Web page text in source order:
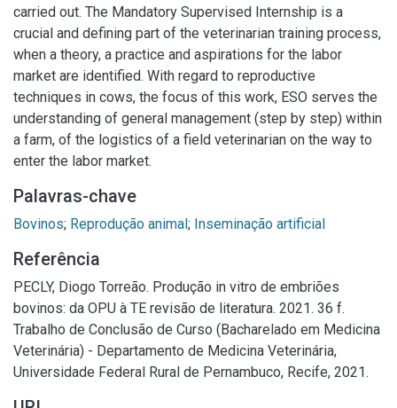
carried out. The Mandatory Supervised Internship is a
crucial and defining part of the veterinarian training process,
when a theory, a practice and aspirations for the labor
market are identified. With regard to reproductive
techniques in cows, the focus of this work, ESO serves the
understanding of general management (step by step) within
a farm, of the logistics of a field veterinarian on the way to
enter the labor market.
Palavras-chave
Bovinos; Reprodução animal; Inseminação artificial
Referência
PECLY, Diogo Torreão. Produção in vitro de embriões
bovinos: da OPU à TE revisão de literatura. 2021. 36 f.
Trabalho de Conclusão de Curso (Bacharelado em Medicina
Veterinária) - Departamento de Medicina Veterinária,
Universidade Federal Rural de Pernambuco, Recife, 2021.